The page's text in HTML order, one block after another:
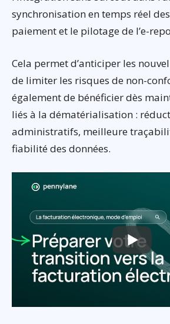
synchronisation en temps réel
paiement et le pilotage de l’e-
Cela permet d’anticiper les
de limiter les risques de non-
également de bénéficier dès
liés à la dématérialisation :
administratifs, meilleure
fiabilité des données.